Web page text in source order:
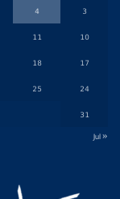
3
4
10
11
17
18
24
25
31
« Jul